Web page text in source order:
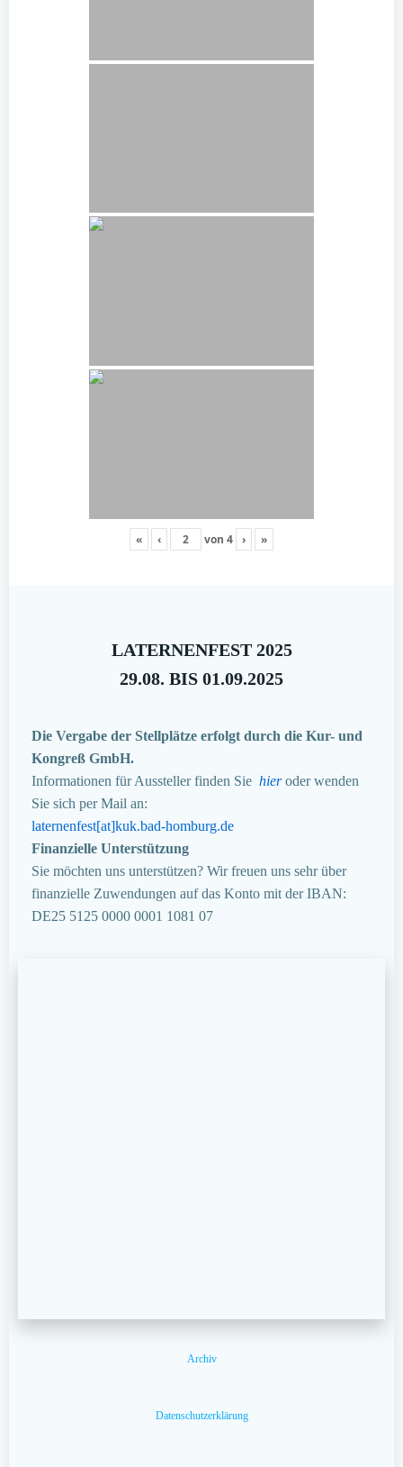
« ‹ von 4 › »
LATERNENFEST 2025
29.08. BIS 01.09.2025
Die Vergabe der Stellplätze erfolgt durch die Kur- und
Kongreß GmbH.
Informationen für Aussteller finden Sie hieroder wenden
Sie sich per Mail an:
laternenfest[at]kuk.bad-homburg.de
Finanzielle Unterstützung
Sie möchten uns unterstützen? Wir freuen uns sehr über
finanzielle Zuwendungen auf das Konto mit der IBAN:
DE25 5125 0000 0001 1081 07
Archiv
Datenschutzerklärung